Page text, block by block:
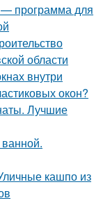
программа для
области
внутри
окон?
Лучшие
кашпо из